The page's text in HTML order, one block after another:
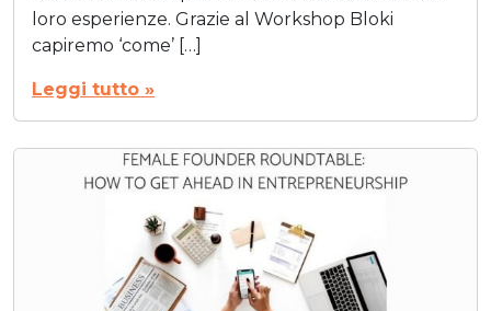
loro esperienze. Grazie al Workshop Bloki
capiremo ‘come’ […]
Leggi tutto »